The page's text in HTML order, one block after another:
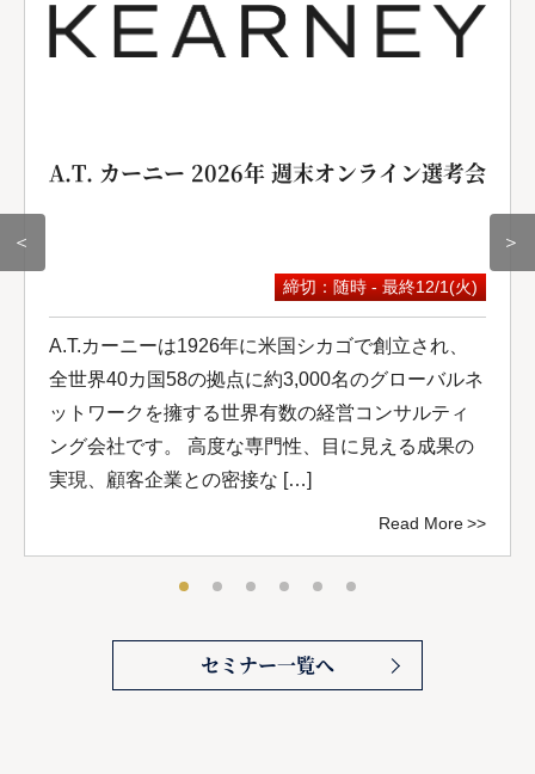
＜
A.T. カーニー 2026年 週末オンライン選考会
締切：随時 - 最終12/1(火)
A.T.カーニーは1926年に米国シカゴで創立され、
全世界40カ国58の拠点に約3,000名のグローバルネ
ットワークを擁する世界有数の経営コンサルティ
ング会社です。 高度な専門性、目に見える成果の
実現、顧客企業との密接な […]
Read More
＞
セミナー一覧へ